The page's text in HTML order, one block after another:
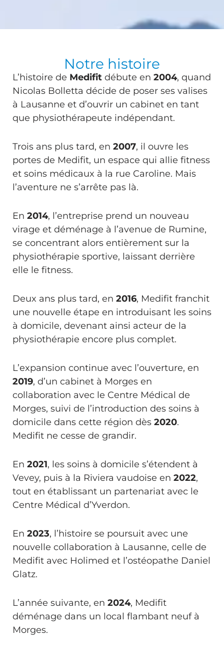
Notre histoire
L’histoire de Medifit débute en 2004, quand
Nicolas Bolletta décide de poser ses valises
à Lausanne et d’ouvrir un cabinet en tant
que physiothérapeute indépendant.
Trois ans plus tard, en 2007, il ouvre les
portes de Medifit, un espace qui allie fitness
et soins médicaux à la rue Caroline. Mais
l’aventure ne s’arrête pas là.
En 2014, l’entreprise prend un nouveau
virage et déménage à l’avenue de Rumine,
se concentrant alors entièrement sur la
physiothérapie sportive, laissant derrière
elle le fitness.
Deux ans plus tard, en 2016, Medifit franchit
une nouvelle étape en introduisant les soins
à domicile, devenant ainsi acteur de la
physiothérapie encore plus complet.
L’expansion continue avec l’ouverture, en
2019, d’un cabinet à Morges en
collaboration avec le Centre Médical de
Morges, suivi de l’introduction des soins à
domicile dans cette région dès 2020.
Medifit ne cesse de grandir.
En 2021, les soins à domicile s’étendent à
Vevey, puis à la Riviera vaudoise en 2022,
tout en établissant un partenariat avec le
Centre Médical d’Yverdon.
En 2023, l’histoire se poursuit avec une
nouvelle collaboration à Lausanne, celle de
Medifit avec Holimed et l’ostéopathe Daniel
Glatz.
L’année suivante, en 2024, Medifit
déménage dans un local flambant neuf à
Morges.